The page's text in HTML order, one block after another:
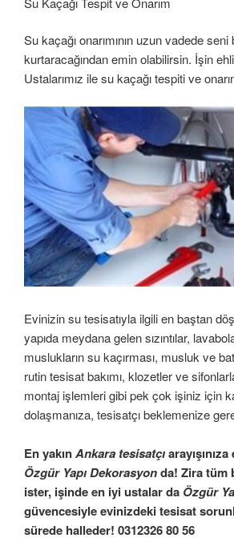
Su kaçağı onarımının uzun vadede
kurtaracağından emin olabilirsin. İşin
Ustalarımız ile su kaçağı tespiti ve
Evinizin su tesisatıyla ilgili en baştan
yapıda meydana gelen sızıntılar,
muslukların su kaçırması, musluk ve
rutin tesisat bakımı, klozetler ve
montaj işlemleri gibi pek çok işiniz için
dolaşmanıza, tesisatçı beklemenize
En yakınAnkara tesisatçı
Özgür Yapı Dekorasyonda! Zira tüm
ister, işinde en iyi ustalar da Özgür
güvencesiyle evinizdeki tesisat
sürede halleder! 0312326 80 56